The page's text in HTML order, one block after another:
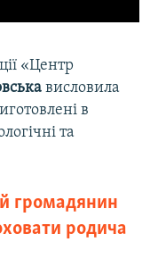
«Центр
висловила
в
та
громадянин
родича